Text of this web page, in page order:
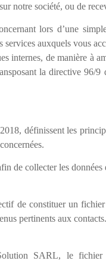
notre société, ou de
lors d’une
auxquels vous
internes, de manière à
la directive 96/
définissent les
de collecter les données
de constituer un fichier
pertinents aux contacts.
SARL, le fichier